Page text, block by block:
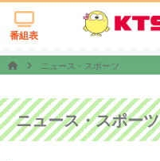
番組表
ニュース・スポーツ
ニュース・スポーツ